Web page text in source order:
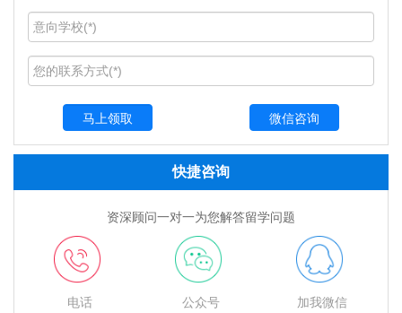
微信咨询
快捷咨询
资深顾问一对一为您解答留学问题
电话 公众号 加我微信